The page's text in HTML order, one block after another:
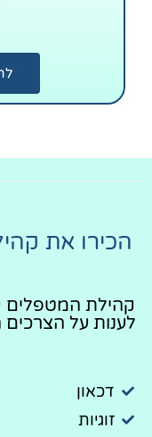
הכירו את
קהילת המטפלים
לענות על
דכאון
זוגיות